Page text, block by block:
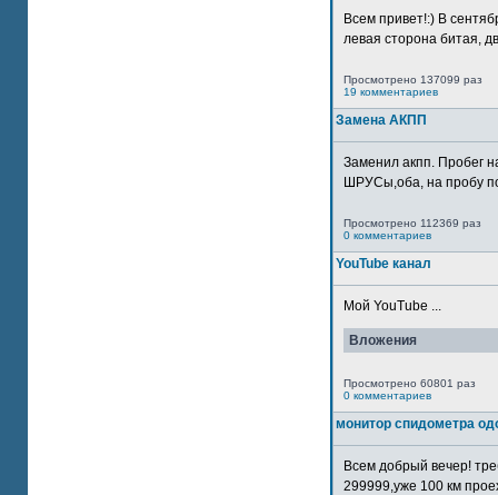
Всем привет!:) В
левая сторона битая,
Просмотрено 137099 раз
19 комментариев
Замена АКПП
Заменил акпп. Пробег
ШРУСы,оба, на пробу
Просмотрено 112369 раз
0 комментариев
YouTube канал
Мой YouTube ...
Вложения
Просмотрено 60801 раз
0 комментариев
монитор спидометра
Всем добрый вечер!
299999,уже 100 км